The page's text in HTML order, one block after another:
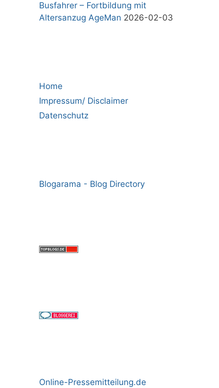
Busfahrer – Fortbildung mit
Altersanzug AgeMan 2026-02-03
Home
Impressum/ Disclaimer
Datenschutz
Blogarama - Blog Directory
Online-Pressemitteilung.de